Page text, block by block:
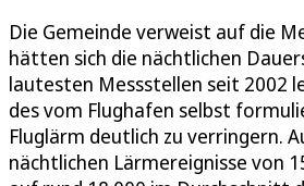
Die Gemeinde verweist auf die
hätten sich die nächtlichen
lautesten Messstellen seit 2002
des vom Flughafen selbst
Fluglärm deutlich zu verringern.
nächtlichen Lärmereignisse von